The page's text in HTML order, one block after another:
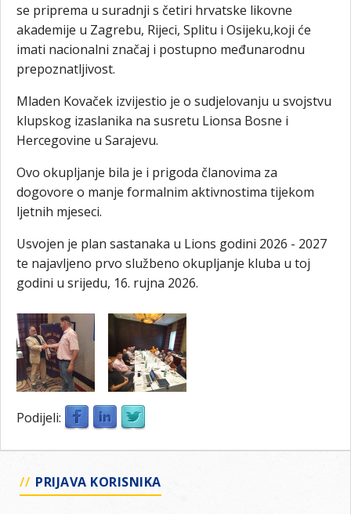
se priprema u suradnji s četiri hrvatske likovne
akademije u Zagrebu, Rijeci, Splitu i Osijeku,koji će
imati nacionalni značaj i postupno međunarodnu
prepoznatljivost.
Mladen Kovaček izvijestio je o sudjelovanju u svojstvu
klupskog izaslanika na susretu Lionsa Bosne i
Hercegovine u Sarajevu.
Ovo okupljanje bila je i prigoda članovima za
dogovore o manje formalnim aktivnostima tijekom
ljetnih mjeseci.
Usvojen je plan sastanaka u Lions godini 2026 - 2027
te najavljeno prvo službeno okupljanje kluba u toj
godini u srijedu, 16. rujna 2026.
Podijeli:
PRIJAVA KORISNIKA